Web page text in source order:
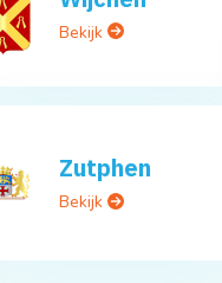
Bekijk
Zutphen
Bekijk